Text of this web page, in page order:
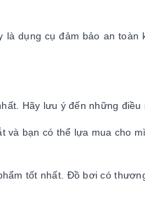
dụng cụ đảm bảo an
Hãy lưu ý đến những điều
bạn có thể lựa mua cho
tốt nhất. Đồ bơi có